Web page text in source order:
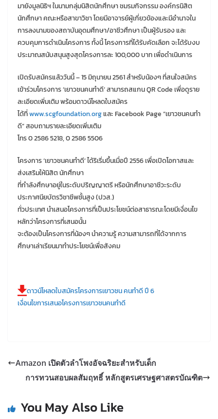
มายังมูลนิธิฯ ในนามกลุ่มนิสิตนักศึกษา ชมรมกิจกรรม องค์กรนิสิต
นักศึกษา คณะหรือสาขาวิชา โดยมีอาจารย์ผู้เกี่ยวข้องและมีอำนาจใน
การลงนามของสถาบันอุดมศึกษา/อาชีวศึกษา เป็นผู้รับรอง และ
ควบคุมการดำเนินโครงการ ทั้งนี้ โครงการที่ได้รับคัดเลือก จะได้รับงบ
ประมาณสนับสนุนสูงสุดโครงการละ 100,000 บาท เพื่อดำเนินการ
เปิดรับสมัครแล้ววันนี้ – 15 มิถุนายน 2561 สำหรับน้องๆ ที่สนใจสมัคร
เข้าร่วมโครงการ ‘เยาวชนคนทำดี’ สามารถสแกน QR Code เพื่อดูราย
ละเอียดเพิ่มเติม พร้อมดาวน์โหลดใบสมัคร
ได้ที่www.scgfoundation.orgและ Facebook Page “เยาวชนคนทำ
ดี” สอบถามรายละเอียดเพิ่มเติม
โทร 0 2586 5218, 0 2586 5506
โครงการ ‘เยาวชนคนทำดี’ ได้ริเริ่มขึ้นเมื่อปี 2556 เพื่อเปิดโอกาสและ
ส่งเสริมให้นิสิต นักศึกษา
ที่กำลังศึกษาอยู่ในระดับปริญญาตรี หรือนักศึกษาอาชีวะระดับ
ประกาศนียบัตรวิชาชีพชั้นสูง (ปวส.)
ทั่วประเทศ นำเสนอโครงการที่เป็นประโยชน์ต่อสาธารณะโดยมีเงื่อนไข
หลักว่าโครงการที่เสนอนั้น
จะต้องเป็นโครงการที่น้องๆ นำความรู้ ความสามารถที่ได้จากการ
ศึกษาเล่าเรียนมาทำประโยชน์เพื่อสังคม
ดาวน์โหลดใบสมัครโครงการเยาวชน คนทำดี ปี 6
เงื่อนไขการเสนอโครงการเยาวชนคนทำดี
Amazon เปิดตัวลำโพงอัจฉริยะสำหรับเด็ก
การทวนสอบผลสัมฤทธิ์ หลักสูตรเศรษฐศาสตรบัณฑิต
You May Also Like